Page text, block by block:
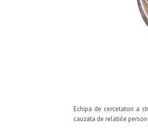
Echipa de cercetatori a
cauzata de relatiile